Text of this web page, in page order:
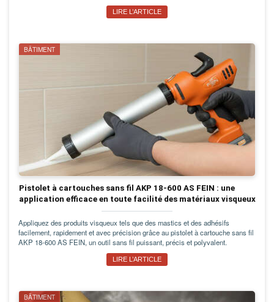
LIRE L’ARTICLE
BÂTIMENT
Pistolet à cartouches sans fil AKP 18-600 AS FEIN : une
application efficace en toute facilité des matériaux visqueux
Appliquez des produits visqueux tels que des mastics et des adhésifs
facilement, rapidement et avec précision grâce au pistolet à cartouche sans fil
AKP 18-600 AS FEIN, un outil sans fil puissant, précis et polyvalent.
LIRE L’ARTICLE
BÂTIMENT